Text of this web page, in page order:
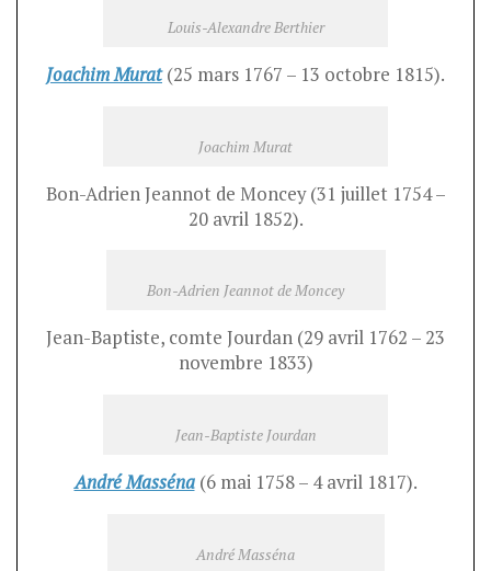
Louis-Alexandre Berthier
Joachim Murat(25 mars 1767 – 13 octobre 1815).
Joachim Murat
Bon-Adrien Jeannot de Moncey (31 juillet 1754 –
20 avril 1852).
Bon-Adrien Jeannot de Moncey
Jean-Baptiste, comte Jourdan (29 avril 1762 – 23
novembre 1833)
Jean-Baptiste Jourdan
André Masséna(6 mai 1758 – 4 avril 1817).
André Masséna